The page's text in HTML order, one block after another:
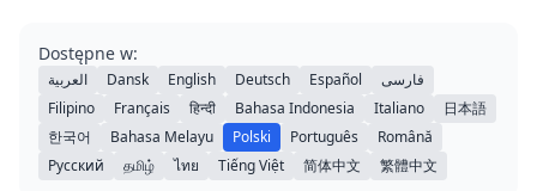
Dostępne w:
العربية Dansk English Deutsch Español
فارسی
Filipino
Français हिन्दी Bahasa Indonesia Italiano
日本語
한국어
Bahasa Melayu Polski Português
Română
Русский
தமிழ் ไทย Tiếng Việt 简体中文 繁體中文